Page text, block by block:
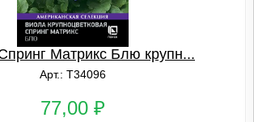
Матрикс Блю крупн...
Арт.: Т34096
77,00 ₽